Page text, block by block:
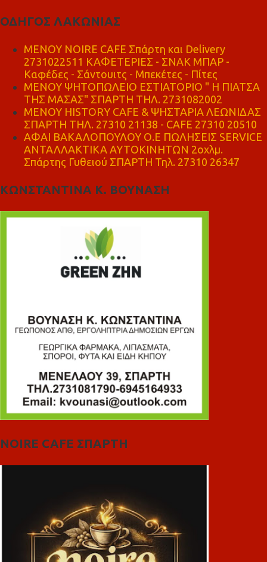
ΟΔΗΓΟΣ ΛΑΚΩΝΙΑΣ
MENOY NOIRE CAFE Σπάρτη και Delivery
2731022511 ΚΑΦΕΤΕΡΙΕΣ - ΣΝΑΚ ΜΠΑΡ -
Καφέδες - Σάντουιτς - Μπεκέτες - Πίτες
ΜΕΝΟΥ ΨΗΤΟΠΩΛΕΙΟ ΕΣΤΙΑΤΟΡΙΟ " Η ΠΙΑΤΣΑ
ΤΗΣ ΜΑΣΑΣ" ΣΠΑΡΤΗ ΤΗΛ. 2731082002
ΜΕΝΟΥ HISTORY CAFE & ΨΗΣΤΑΡΙΑ ΛΕΩΝΙΔΑΣ
ΣΠΑΡΤΗ ΤΗΛ. 27310 21138 - CAFE 27310 20510
ΑΦΑΙ ΒΑΚΑΛΟΠΟΥΛΟΥ Ο.Ε ΠΩΛΗΣΕΙΣ SERVICE
ΑΝΤΑΛΛΑΚΤΙΚΑ ΑΥΤΟΚΙΝΗΤΩΝ 2οχλμ.
Σπάρτης Γυθειού ΣΠΑΡΤΗ Τηλ. 27310 26347
ΚΩΝΣΤΑΝΤΙΝΑ Κ. ΒΟΥΝΑΣΗ
NOIRE CAFE ΣΠΑΡΤΗ